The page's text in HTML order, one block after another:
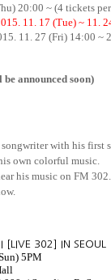
20:00 ~ (4 tickets
11. 17 (Tue) ~ 11.
11. 27 (Fri) 14:00 ~
announced soon)
with his first
own colorful music.
his music on FM 302.
302] IN SEOUL
5PM